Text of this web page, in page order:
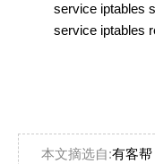
service iptables
service iptables
本文摘选自:有客帮